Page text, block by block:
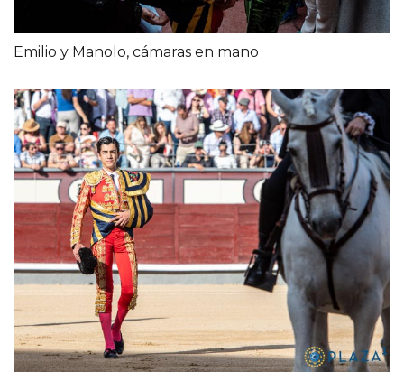
Emilio y Manolo, cámaras en mano